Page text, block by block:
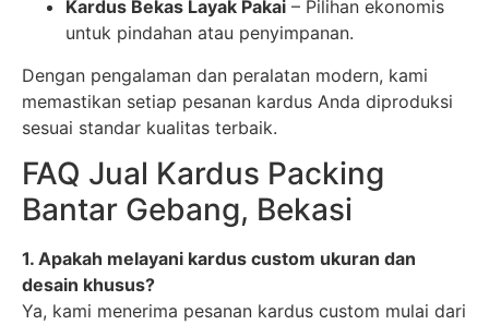
Kardus Bekas Layak Pakai – Pilihan ekonomis
untuk pindahan atau penyimpanan.
Dengan pengalaman dan peralatan modern, kami
memastikan setiap pesanan kardus Anda diproduksi
sesuai standar kualitas terbaik.
FAQ Jual Kardus Packing
Bantar Gebang, Bekasi
1. Apakah melayani kardus custom ukuran dan
desain khusus?
Ya, kami menerima pesanan kardus custom mulai dari